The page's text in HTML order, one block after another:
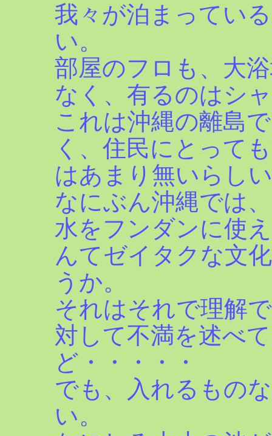
我々が泊まってい
い。
部屋のフロも、大
なく、有るのはシ
これは沖縄の離島
く、住民にとって
はあまり無いらし
なにぶん沖縄では
水をフンダンに使
んてゼイタクな文
うか。
それはそれで理解
対して不満を述べ
ど・・・・・
でも、入れるもの
い。